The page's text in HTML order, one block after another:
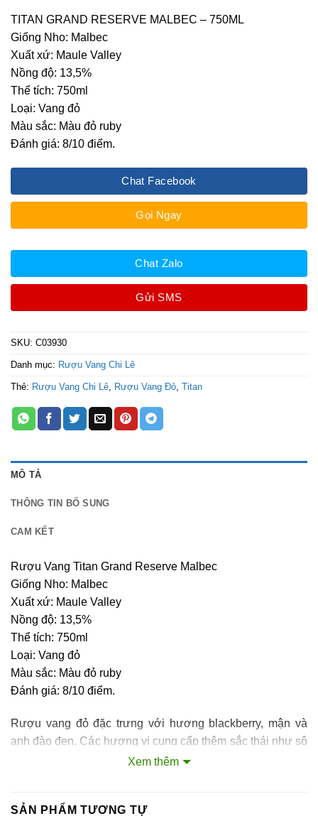
TITAN GRAND RESERVE MALBEC – 750ML
Giống Nho: Malbec
Xuất xứ: Maule Valley
Nồng độ: 13,5%
Thể tích: 750ml
Loại: Vang đỏ
Màu sắc: Màu đỏ ruby
Đánh giá: 8/10 điểm.
Chat Facebook
Gọi Ngay
Chat Zalo
Gửi SMS
SKU: C03930
Danh mục: Rượu Vang Chi Lê
Thẻ: Rượu Vang Chi Lê, Rượu Vang Đỏ, Titan
MÔ TẢ
THÔNG TIN BỔ SUNG
CAM KẾT
Rượu Vang Titan Grand Reserve Malbec
Giống Nho: Malbec
Xuất xứ: Maule Valley
Nồng độ: 13,5%
Thể tích: 750ml
Loại: Vang đỏ
Màu sắc: Màu đỏ ruby
Đánh giá: 8/10 điểm.
Rượu vang đỏ đặc trưng với hương blackberry, mận và
anh đào đen. Các hương vị cung cấp thêm sắc thái như sô
cô la sữa, bột ca cao, hoa tím, da thuộc, tùy thuộc vào thời
thúc ngọt ngào pha hương thuốc lá.
Xem thêm
SẢN PHẨM TƯƠNG TỰ